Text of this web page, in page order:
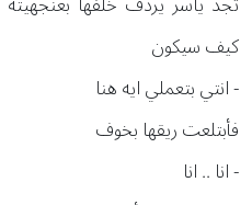
كيف سيكون
- انتي بتعملي ايه هنا
فأبتلعت ريقها بخوف
- انا .. انا